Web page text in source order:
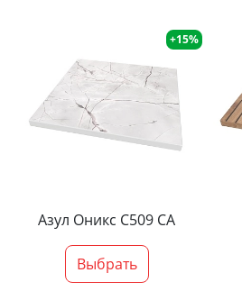
+15%
Азул Оникс С509 СА
Выбрать